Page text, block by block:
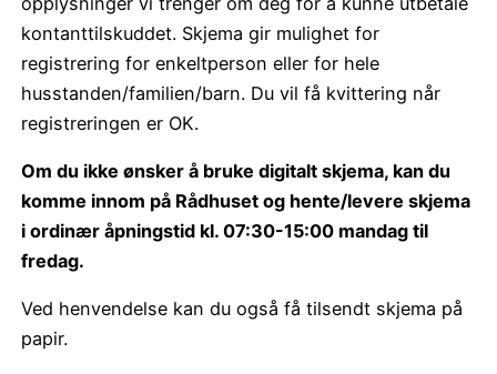
kontanttilskuddet. Skjema gir mulighet for
registrering for enkeltperson eller for hele
husstanden/familien/barn. Du vil få kvittering når
registreringen er OK.
Om du ikke ønsker å bruke digitalt skjema, kan du
komme innom på Rådhuset og hente/levere skjema
i ordinær åpningstid kl. 07:30-15:00 mandag til
fredag.
Ved henvendelse kan du også få tilsendt skjema på
papir.